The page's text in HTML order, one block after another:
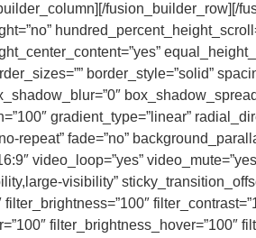
fusion_builder_row][/
border_style=”solid”
gradient_type=”linear”
repeat” fade=”no”
video_loop=”yes”
visibility”
filter_brightness_hover=”100″